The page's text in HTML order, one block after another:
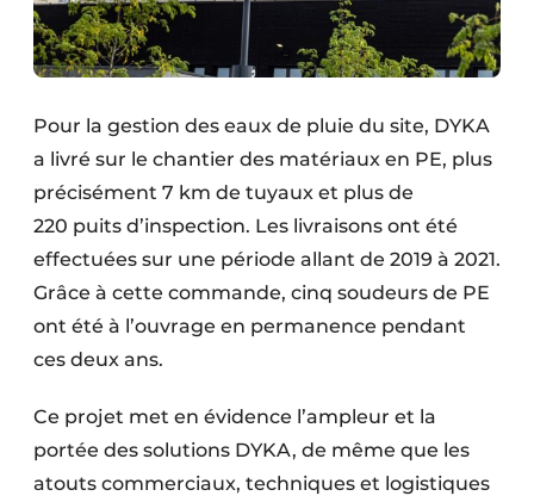
Pour la gestion des eaux de pluie du site, DYKA
a livré sur le chantier des matériaux en PE, plus
précisément 7 km de tuyaux et plus de
220 puits d’inspection. Les livraisons ont été
effectuées sur une période allant de 2019 à 2021.
Grâce à cette commande, cinq soudeurs de PE
ont été à l’ouvrage en permanence pendant
ces deux ans.
Ce projet met en évidence l’ampleur et la
portée des solutions DYKA, de même que les
atouts commer­ciaux, techniques et logis­tiques